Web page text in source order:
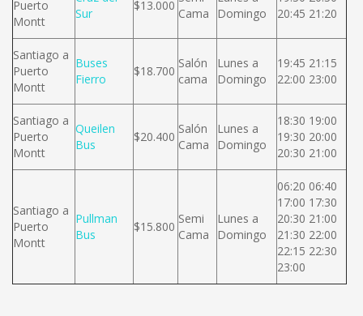
Puerto
Montt
Sur
$13.000
Cama
Domingo
20:45 21:20
Santiago a
Puerto
Montt
Buses
Fierro
$18.700
Salón
cama
Lunes a
Domingo
19:45 21:15
22:00 23:00
Santiago a
Puerto
Montt
Queilen
Bus
$20.400
Salón
Cama
Lunes a
Domingo
18:30 19:00
19:30 20:00
20:30 21:00
Santiago a
Puerto
Montt
Pullman
Bus
$15.800
Semi
Cama
Lunes a
Domingo
06:20 06:40
17:00 17:30
20:30 21:00
21:30 22:00
22:15 22:30
23:00